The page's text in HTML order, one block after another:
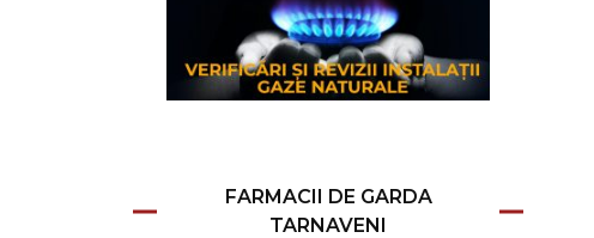
FARMACII DE GARDA
TARNAVENI